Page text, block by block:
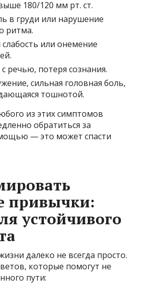
180/120 мм рт. ст.
в груди или нарушение
ритма.
слабость или онемение
речью, потеря сознания.
сильная головная боль,
тошнотой.
из этих симптомов
обратиться за
— это может спасти
привычки:
устойчивого
далеко не всегда просто.
которые помогут не
пути: